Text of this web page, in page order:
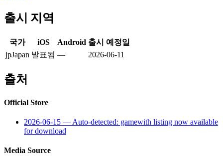
출시 지역
국가 iOS Android 출시 예정일
jpJapan 발표됨 — 2026-06-11
출처
Official Store
2026-06-15 — Auto-detected: gamewith listing now available
for download
Media Source